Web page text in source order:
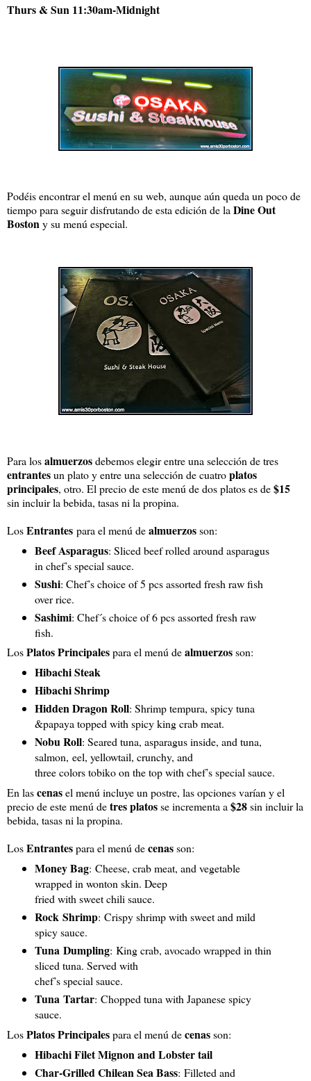
Thurs & Sun 11:30am-Midnight
Podéis encontrar el menú en su web, aunque aún queda un poco de
tiempo para seguir disfrutando de esta edición de laDine Out
Bostony su menú especial.
Para losalmuerzosdebemos elegir entre una selección de tres
entrantesun plato y entre una selección de cuatroplatos
principales, otro. El precio de este menú de dos platos es de$15
sin incluir la bebida, tasas ni la propina.
LosEntrantes para el menú dealmuerzosson:
Beef Asparagus: Sliced beef rolled around asparagus
in chef’s special sauce.
Sushi: Chef’s choice of 5 pcs assorted fresh raw fish
over rice.
Sashimi: Chef´s choice of 6 pcs assorted fresh raw
fish.
LosPlatos Principalespara el menú dealmuerzosson:
Hibachi Steak
Hibachi Shrimp
Hidden Dragon Roll: Shrimp tempura, spicy tuna
&papaya topped with spicy king crab meat.
Nobu Roll: Seared tuna, asparagus inside, and tuna,
salmon, eel, yellowtail, crunchy, and
three colors tobiko on the top with chef’s special sauce.
En lascenasel menú incluye un postre, las opciones varían y el
precio de este menú detres platosse incrementa a $28sin incluir la
bebida, tasas ni la propina.
LosEntrantespara el menú decenasson:
Money Bag: Cheese, crab meat, and vegetable
wrapped in wonton skin. Deep
fried with sweet chili sauce.
Rock Shrimp: Crispy shrimp with sweet and mild
spicy sauce.
Tuna Dumpling: King crab, avocado wrapped in thin
sliced tuna. Served with
chef’s special sauce.
Tuna Tartar: Chopped tuna with Japanese spicy
sauce.
LosPlatos Principalespara el menú decenasson:
Hibachi Filet Mignon and Lobster tail
Char‐Grilled Chilean Sea Bass: Filleted and